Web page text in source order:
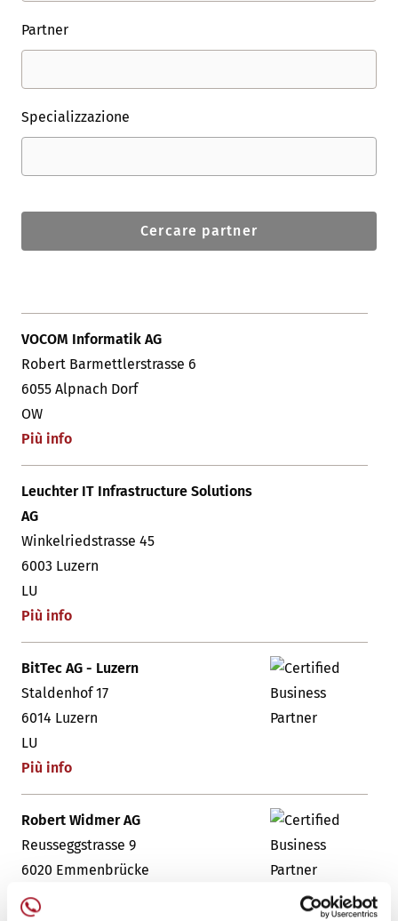
Partner
Specializzazione
Cercare partner
VOCOM Informatik AG
Robert Barmettlerstrasse 6
6055 Alpnach Dorf
OW
Più info
Leuchter IT Infrastructure Solutions
AG
Winkelriedstrasse 45
6003 Luzern
LU
Più info
BitTec AG - Luzern
Staldenhof 17
6014 Luzern
LU
Più info
Robert Widmer AG
Reusseggstrasse 9
6020 Emmenbrücke
LU